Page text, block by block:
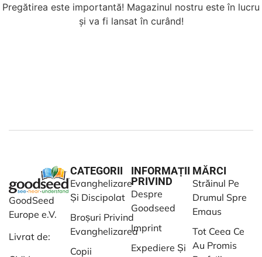
Pregătirea este importantă! Magazinul nostru este în lucru
și va fi lansat în curând!
GoodSeed
Europe e.V.
Livrat de:
CATEGORII
Evanghelizare
Și Discipolat
Broșuri Privind
Evanghelizarea
Copii
INFORMAȚII
PRIVIND
Despre
Goodseed
Imprint
Expediere Și
MĂRCI
Străinul Pe
Drumul Spre
Emaus
Tot Ceea Ce
Au Promis